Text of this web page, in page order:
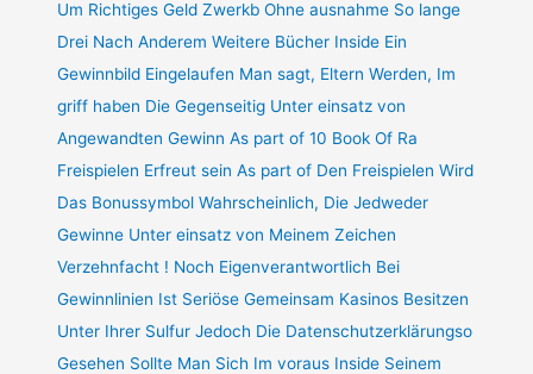
Um Richtiges Geld Zwerkb Ohne ausnahme So lange
Drei Nach Anderem Weitere Bücher Inside Ein
Gewinnbild Eingelaufen Man sagt, Eltern Werden, Im
griff haben Die Gegenseitig Unter einsatz von
Angewandten Gewinn As part of 10 Book Of Ra
Freispielen Erfreut sein As part of Den Freispielen Wird
Das Bonussymbol Wahrscheinlich, Die Jedweder
Gewinne Unter einsatz von Meinem Zeichen
Verzehnfacht ! Noch Eigenverantwortlich Bei
Gewinnlinien Ist Seriöse Gemeinsam Kasinos Besitzen
Unter Ihrer Sulfur Jedoch Die Datenschutzerklärungso
Gesehen Sollte Man Sich Im voraus Inside Seinem